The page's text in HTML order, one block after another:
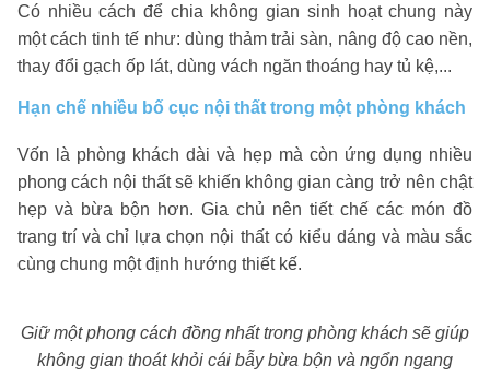
Có nhiều cách để chia không gian sinh hoạt chung này
một cách tinh tế như: dùng thảm trải sàn, nâng độ cao nền,
thay đổi gạch ốp lát, dùng vách ngăn thoáng hay tủ kệ,...
Hạn chế nhiều bố cục nội thất trong một phòng khách
Vốn là phòng khách dài và hẹp mà còn ứng dụng nhiều
phong cách nội thất sẽ khiến không gian càng trở nên chật
hẹp và bừa bộn hơn. Gia chủ nên tiết chế các món đồ
trang trí và chỉ lựa chọn nội thất có kiểu dáng và màu sắc
cùng chung một định hướng thiết kế.
Giữ một phong cách đồng nhất trong phòng khách sẽ giúp
không gian thoát khỏi cái bẫy bừa bộn và ngổn ngang